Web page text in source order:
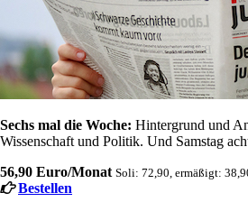
Sechs mal die Woche: Hintergrund und
Wissenschaft und Politik. Und Samstag
56,90 Euro/Monat Soli: 72,90, ermäßigt:
Bestellen